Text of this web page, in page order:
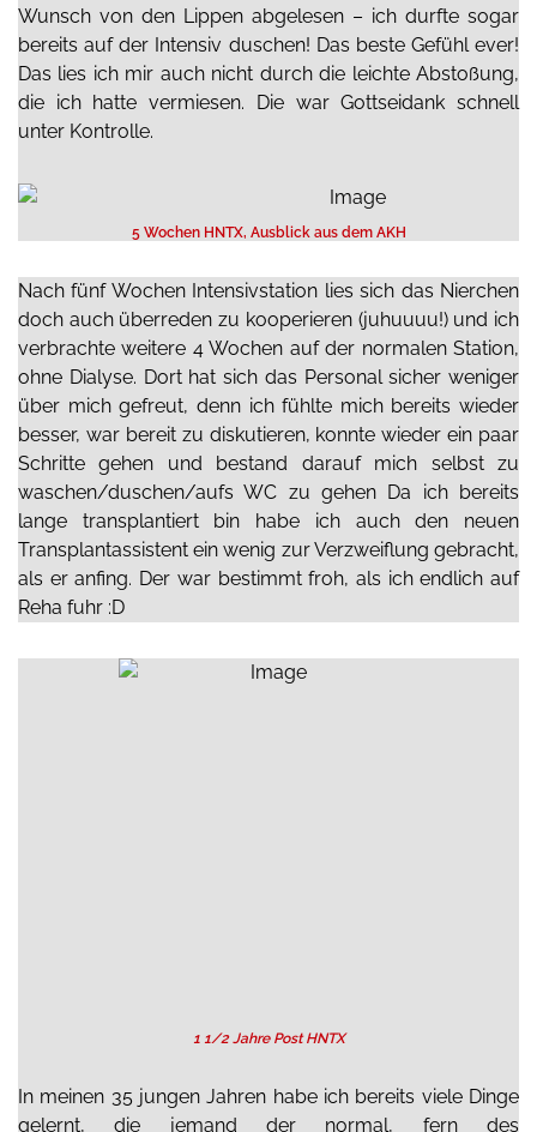
Wunsch von den Lippen abgelesen – ich durfte sogar
bereits auf der Intensiv duschen! Das beste Gefühl ever!
Das lies ich mir auch nicht durch die leichte Abstoßung,
die ich hatte vermiesen. Die war Gottseidank schnell
unter Kontrolle.
5 Wochen HNTX, Ausblick aus dem AKH
Nach fünf Wochen Intensivstation lies sich das Nierchen
doch auch überreden zu kooperieren (juhuuuu!) und ich
verbrachte weitere 4 Wochen auf der normalen Station,
ohne Dialyse. Dort hat sich das Personal sicher weniger
über mich gefreut, denn ich fühlte mich bereits wieder
besser, war bereit zu diskutieren, konnte wieder ein paar
Schritte gehen und bestand darauf mich selbst zu
waschen/duschen/aufs WC zu gehen Da ich bereits
lange transplantiert bin habe ich auch den neuen
Transplantassistent ein wenig zur Verzweiflung gebracht,
als er anfing. Der war bestimmt froh, als ich endlich auf
Reha fuhr :D
1 1/2 Jahre Post HNTX
In meinen 35 jungen Jahren habe ich bereits viele Dinge
gelernt, die jemand der normal, fern des